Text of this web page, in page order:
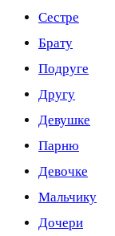
Сестре
Брату
Подруге
Другу
Девушке
Парню
Девочке
Мальчику
Дочери